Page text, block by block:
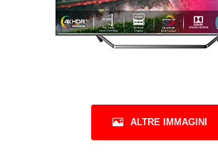
ALTRE IMMAGINI